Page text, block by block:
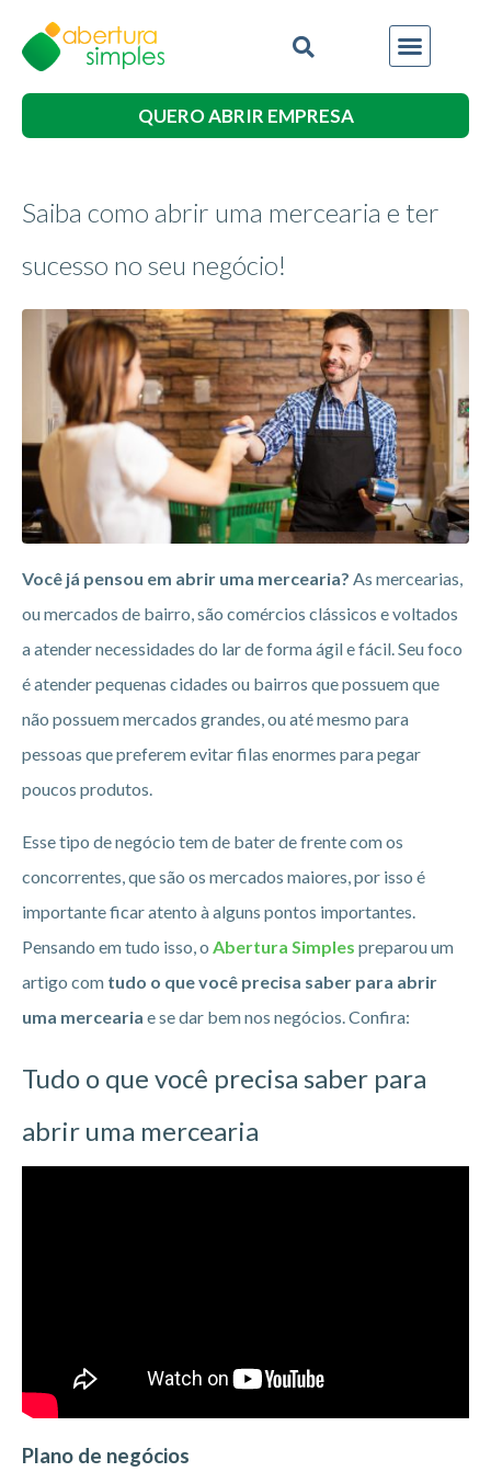
QUERO ABRIR EMPRESA
Saiba como abrir uma mercearia e ter
sucesso no seu negócio!
Você já pensou em abrir uma mercearia? As mercearias,
ou mercados de bairro, são comércios clássicos e voltados
a atender necessidades do lar de forma ágil e fácil. Seu foco
é atender pequenas cidades ou bairros que possuem que
não possuem mercados grandes, ou até mesmo para
pessoas que preferem evitar filas enormes para pegar
poucos produtos.
Esse tipo de negócio tem de bater de frente com os
concorrentes, que são os mercados maiores, por isso é
importante ficar atento à alguns pontos importantes.
Pensando em tudo isso, o Abertura Simples preparou um
artigo com tudo o que você precisa saber para abrir
uma mercearia e se dar bem nos negócios. Confira:
Tudo o que você precisa saber para
abrir uma mercearia
Plano de negócios